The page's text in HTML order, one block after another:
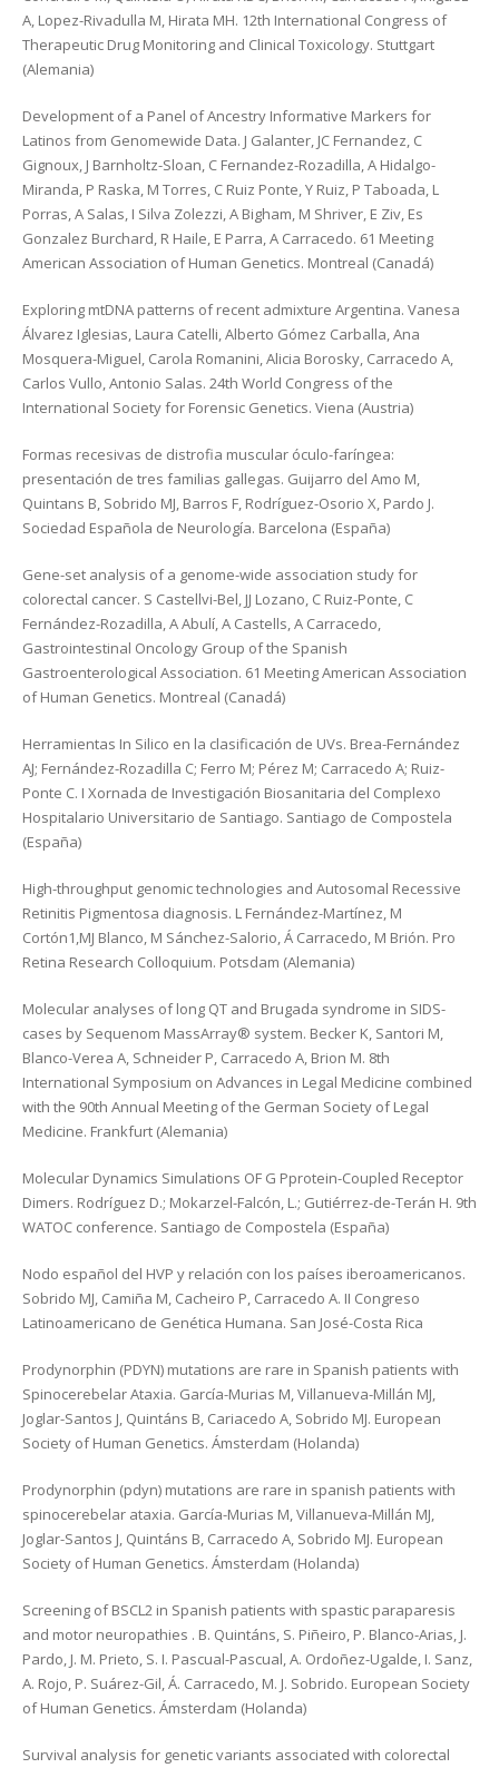
A, Lopez-Rivadulla M, Hirata MH. 12th International Congress of
Therapeutic Drug Monitoring and Clinical Toxicology. Stuttgart
(Alemania)
Development of a Panel of Ancestry Informative Markers for
Latinos from Genomewide Data. J Galanter, JC Fernandez, C
Gignoux, J Barnholtz-Sloan, C Fernandez-Rozadilla, A Hidalgo-
Miranda, P Raska, M Torres, C Ruiz Ponte, Y Ruiz, P Taboada, L
Porras, A Salas, I Silva Zolezzi, A Bigham, M Shriver, E Ziv, Es
Gonzalez Burchard, R Haile, E Parra, A Carracedo. 61 Meeting
American Association of Human Genetics. Montreal (Canadá)
Exploring mtDNA patterns of recent admixture Argentina. Vanesa
Álvarez Iglesias, Laura Catelli, Alberto Gómez Carballa, Ana
Mosquera-Miguel, Carola Romanini, Alicia Borosky, Carracedo A,
Carlos Vullo, Antonio Salas. 24th World Congress of the
International Society for Forensic Genetics. Viena (Austria)
Formas recesivas de distrofia muscular óculo-faríngea:
presentación de tres familias gallegas. Guijarro del Amo M,
Quintans B, Sobrido MJ, Barros F, Rodríguez-Osorio X, Pardo J.
Sociedad Española de Neurología. Barcelona (España)
Gene-set analysis of a genome-wide association study for
colorectal cancer. S Castellvi-Bel, JJ Lozano, C Ruiz-Ponte, C
Fernández-Rozadilla, A Abulí, A Castells, A Carracedo,
Gastrointestinal Oncology Group of the Spanish
Gastroenterological Association. 61 Meeting American Association
of Human Genetics. Montreal (Canadá)
Herramientas In Silico en la clasificación de UVs. Brea-Fernández
AJ; Fernández-Rozadilla C; Ferro M; Pérez M; Carracedo A; Ruiz-
Ponte C. I Xornada de Investigación Biosanitaria del Complexo
Hospitalario Universitario de Santiago. Santiago de Compostela
(España)
High-throughput genomic technologies and Autosomal Recessive
Retinitis Pigmentosa diagnosis. L Fernández-Martínez, M
Cortón1,MJ Blanco, M Sánchez-Salorio, Á Carracedo, M Brión. Pro
Retina Research Colloquium. Potsdam (Alemania)
Molecular analyses of long QT and Brugada syndrome in SIDS-
cases by Sequenom MassArray® system. Becker K, Santori M,
Blanco-Verea A, Schneider P, Carracedo A, Brion M. 8th
International Symposium on Advances in Legal Medicine combined
with the 90th Annual Meeting of the German Society of Legal
Medicine. Frankfurt (Alemania)
Molecular Dynamics Simulations OF G Pprotein-Coupled Receptor
Dimers. Rodríguez D.; Mokarzel-Falcón, L.; Gutiérrez-de-Terán H. 9th
WATOC conference. Santiago de Compostela (España)
Nodo español del HVP y relación con los países iberoamericanos.
Sobrido MJ, Camiña M, Cacheiro P, Carracedo A. II Congreso
Latinoamericano de Genética Humana. San José-Costa Rica
Prodynorphin (PDYN) mutations are rare in Spanish patients with
Spinocerebelar Ataxia. García-Murias M, Villanueva-Millán MJ,
Joglar-Santos J, Quintáns B, Cariacedo A, Sobrido MJ. European
Society of Human Genetics. Ámsterdam (Holanda)
Prodynorphin (pdyn) mutations are rare in spanish patients with
spinocerebelar ataxia. García-Murias M, Villanueva-Millán MJ,
Joglar-Santos J, Quintáns B, Carracedo A, Sobrido MJ. European
Society of Human Genetics. Ámsterdam (Holanda)
Screening of BSCL2 in Spanish patients with spastic paraparesis
and motor neuropathies . B. Quintáns, S. Piñeiro, P. Blanco-Arias, J.
Pardo, J. M. Prieto, S. I. Pascual-Pascual, A. Ordoñez-Ugalde, I. Sanz,
A. Rojo, P. Suárez-Gil, Á. Carracedo, M. J. Sobrido. European Society
of Human Genetics. Ámsterdam (Holanda)
Survival analysis for genetic variants associated with colorectal